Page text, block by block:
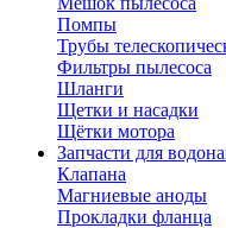
Помпы
Трубы
Фильтры пылесоса
Шланги
Щетки и насадки
Щётки мотора
Запчасти для
Клапана
Магниевые аноды
Прокладки фланца